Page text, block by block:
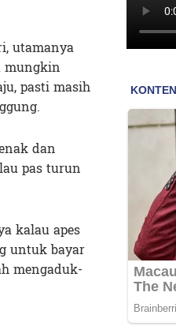
utamanya
mungkin
pasti masih
dan
pas turun
kalau apes
untuk bayar
mengaduk-